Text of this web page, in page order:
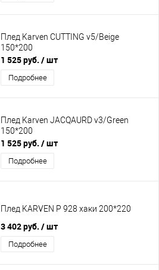
Плед Karven CUTTING v5/Beige
150*200
1 525 руб. / шт
Подробнее
Плед Karven JACQAURD v3/Green
150*200
1 525 руб. / шт
Подробнее
Плед KARVEN P 928 хаки 200*220
3 402 руб. / шт
Подробнее